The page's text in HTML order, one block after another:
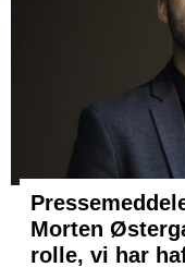
Morten
rolle, vi har